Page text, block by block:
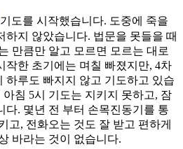
기도를 시작했습니다. 도중에 죽을
하지 않았습니다. 법문을 못들을 때
만큼만 알고 모르면 모르는 대로
작한 초기에는 며칠 빠졌지만, 4차
하루도 빠지지 않고 기도하고 있습
침 5시 기도는 지키지 못하고, 잠
다. 몇년 전 부터 손목진동기를 통
고, 전화오는 것도 잘 받고 편하게
바라는 것이 없습니다.